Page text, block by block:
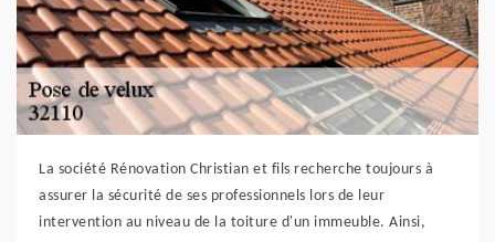
La société Rénovation Christian et fils recherche toujours à
assurer la sécurité de ses professionnels lors de leur
intervention au niveau de la toiture d'un immeuble. Ainsi,